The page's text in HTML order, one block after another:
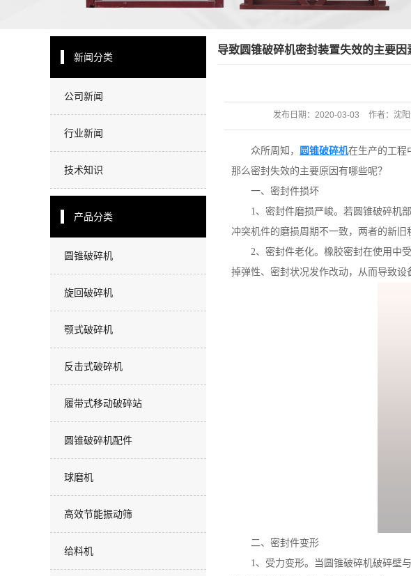
新闻分类
公司新闻
行业新闻
技术知识
产品分类
圆锥破碎机
旋回破碎机
颚式破碎机
反击式破碎机
履带式移动破碎站
圆锥破碎机配件
球磨机
高效节能振动筛
给料机
导致圆锥破碎机密封装置失效的主要因
发布日期： 2020-03-03 作者： 沈
众所周知， 圆锥破碎机在生产的工程
那么密封失效的主要原因有哪些呢？
一、密封件损坏
1、密封件磨损严峻。若圆锥破碎机
冲突机件的磨损周期不一致，两者的新旧
2、密封件老化。橡胶密封在使用中
掉弹性、密封状况发作改动，从而导致设
二、密封件变形
1、受力变形。当圆锥破碎机破碎壁